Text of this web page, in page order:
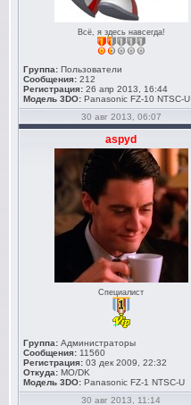
Всё, я здесь навсегда!
Группа: Пользователи
Сообщения: 212
Регистрация: 26 апр 2013, 16:44
Модель 3DO: Panasonic FZ-10 NTSC-U
30 авг 2013, 06:07
aspyd
Специалист
Группа: Администраторы
Сообщения: 11560
Регистрация: 03 дек 2009, 22:32
Откуда: MO/DK
Модель 3DO: Panasonic FZ-1 NTSC-U
30 авг 2013, 11:14